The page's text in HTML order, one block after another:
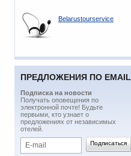
Belarustourservice
ПРЕДЛОЖЕНИЯ ПО EMAIL
Подписка на новости
​Получать оповещения по
электронной почте! Будьте
первыми, кто узнает о
предложениях от независимых
отелей.